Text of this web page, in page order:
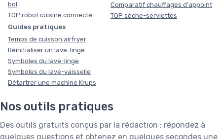
bol
TOP robot cuisine connecté
Comparatif chauffages d'appoint
TOP sèche-serviettes
Guides pratiques
Temps de cuisson airfryer
Réinitialiser un lave-linge
Symboles du lave-linge
Symboles du lave-vaisselle
Détartrer une machine Krups
Nos outils pratiques
Des outils gratuits conçus par la rédaction : répondez à
quelques questions et obtenez en quelques secondes une